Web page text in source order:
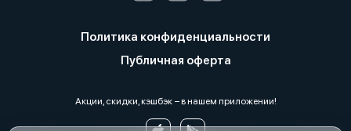
Политика конфиденциальности
Публичная оферта
Акции, скидки, кэшбэк − в нашем приложении!